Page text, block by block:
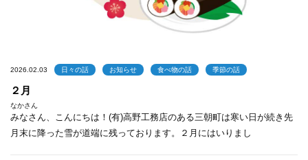
2026.02.03 日々の話 お知らせ 食べ物の話 季節の話
２月
なかさん
みなさん、こんにちは！(有)高野工務店のある三朝町は寒い日が続き先
月末に降った雪が道端に残っております。２月にはいりまし